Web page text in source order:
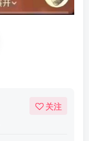
关注